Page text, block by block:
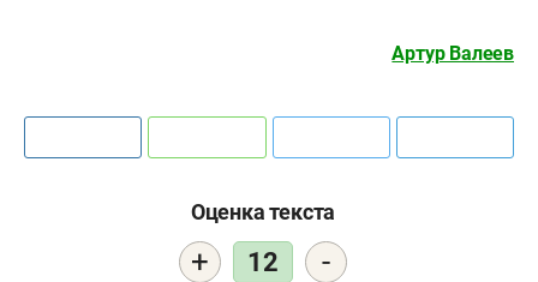
Артур Валеев
Оценка текста
+ 12 -